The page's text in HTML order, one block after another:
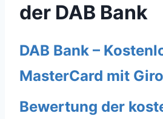
der DAB Bank
DAB Bank –
MasterCard mit
Bewertung der